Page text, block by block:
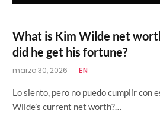
What is Kim Wilde net
did he get his fortune?
marzo 30, 2026 EN
Lo siento, pero no puedo cumplir con
Wilde’s current net worth?…